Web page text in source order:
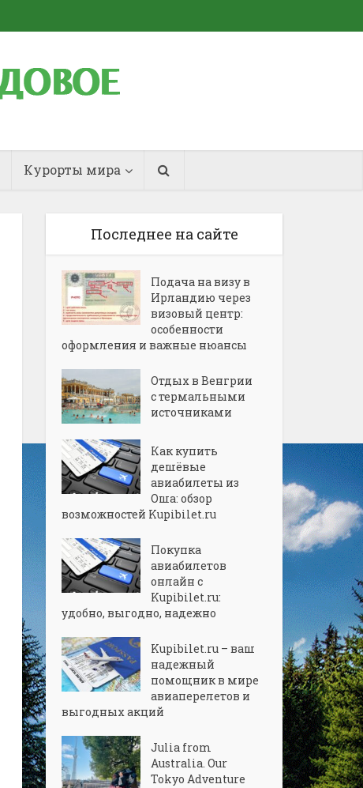
Курорты мира
Последнее на сайте
Подача на визу в
Ирландию через
визовый центр:
особенности
оформления и важные нюансы
Отдых в Венгрии
с термальными
источниками
Как купить
дешёвые
авиабилеты из
Оша: обзор
возможностей Kupibilet.ru
Покупка
авиабилетов
онлайн с
Kupibilet.ru:
удобно, выгодно, надежно
Kupibilet.ru – ваш
надежный
помощник в мире
авиаперелетов и
выгодных акций
Julia from
Australia. Our
Tokyo Adventure